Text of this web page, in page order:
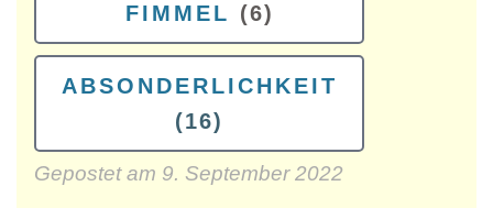
FIMMEL (6)
ABSONDERLICHKEIT
(16)
Gepostet am 9. September 2022